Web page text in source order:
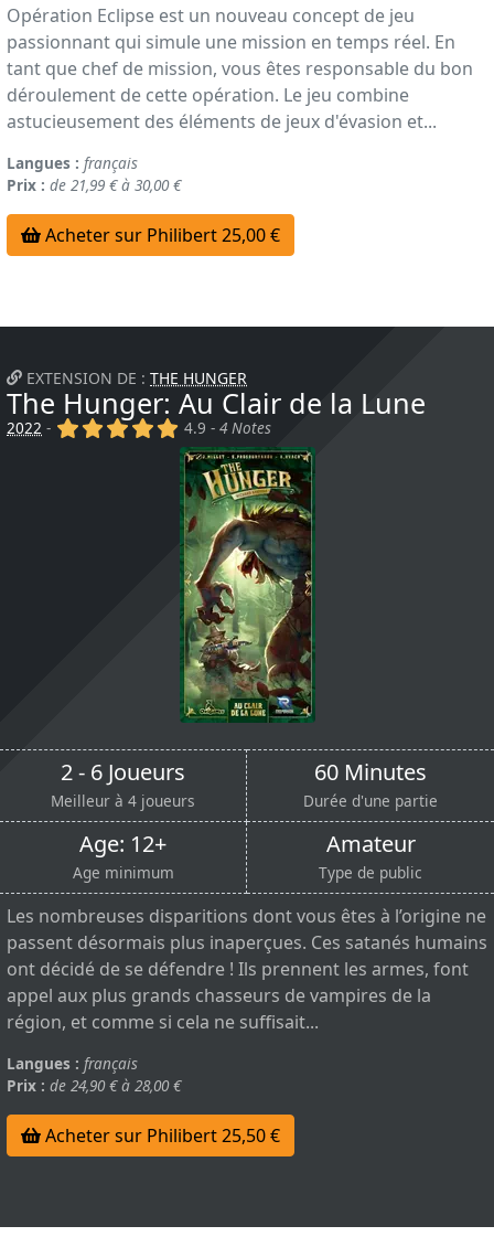
Opération Eclipse est un nouveau concept de jeu
passionnant qui simule une mission en temps réel. En
tant que chef de mission, vous êtes responsable du bon
déroulement de cette opération. Le jeu combine
astucieusement des éléments de jeux d'évasion et...
Langues : français
Prix : de 21,99 € à 30,00 €
Acheter sur Philibert 25,00 €
EXTENSION DE : THE HUNGER
The Hunger: Au Clair de la Lune
2022 - (x) (x) (x) (x) (x)
4.9 -4 Notes
2 - 6 Joueurs
Meilleur à 4 joueurs
60 Minutes
Durée d'une partie
Age: 12+
Age minimum
Amateur
Type de public
Les nombreuses disparitions dont vous êtes à l’origine ne
passent désormais plus inaperçues. Ces satanés humains
ont décidé de se défendre ! Ils prennent les armes, font
appel aux plus grands chasseurs de vampires de la
région, et comme si cela ne suffisait...
Langues : français
Prix : de 24,90 € à 28,00 €
Acheter sur Philibert 25,50 €